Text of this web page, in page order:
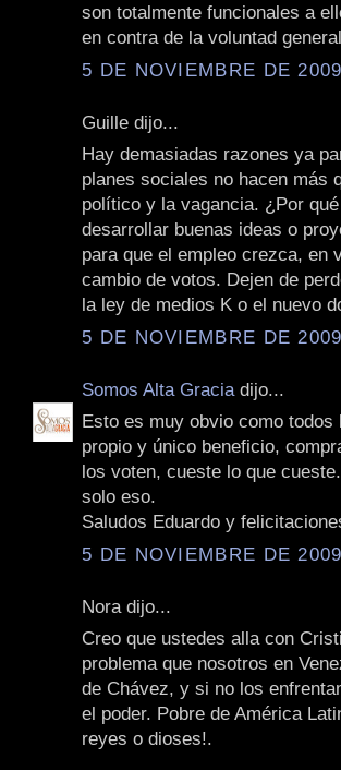
son totalmente funcionales a
en contra de la voluntad
5 DE NOVIEMBRE DE
Guille dijo...
Hay demasiadas razones ya
planes sociales no hacen más
político y la vagancia. ¿Por
desarrollar buenas ideas o
para que el empleo crezca, en
cambio de votos. Dejen de
la ley de medios K o el nuevo
5 DE NOVIEMBRE DE
Somos Alta Gracia dijo...
Esto es muy obvio como
propio y único beneficio,
los voten, cueste lo que
solo eso.
Saludos Eduardo y
5 DE NOVIEMBRE DE
Nora dijo...
Creo que ustedes alla con
problema que nosotros en
de Chávez, y si no los
el poder. Pobre de América
reyes o dioses!.